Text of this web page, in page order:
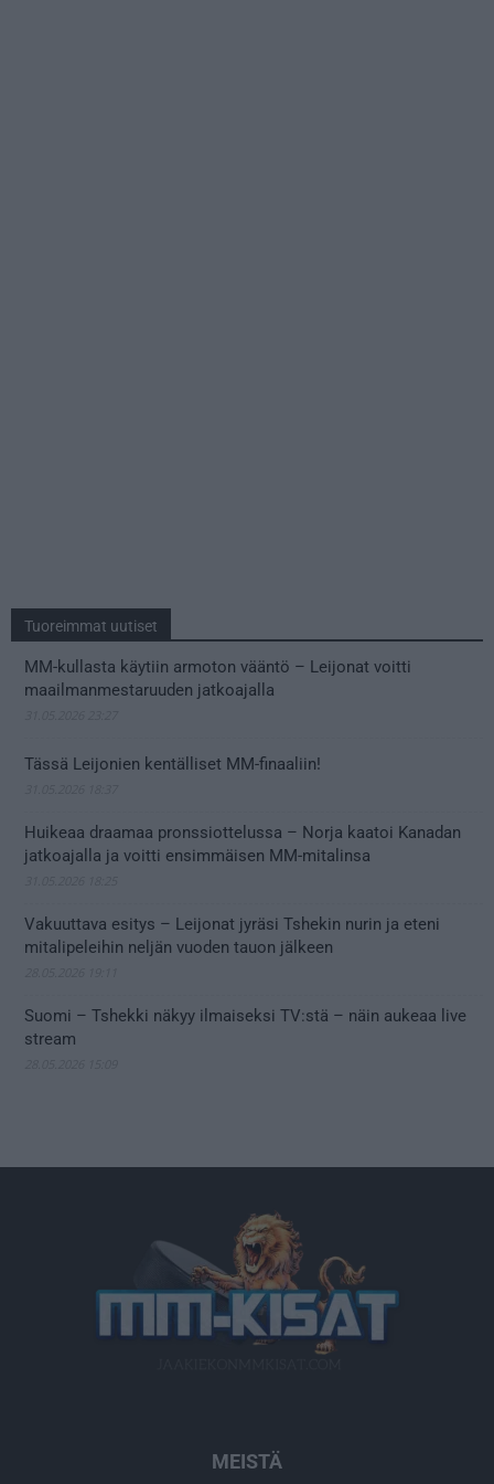
Tuoreimmat uutiset
MM-kullasta käytiin armoton vääntö – Leijonat voitti
maailmanmestaruuden jatkoajalla
Tässä Leijonien kentälliset MM-finaaliin!
Huikeaa draamaa pronssiottelussa – Norja kaatoi Kanadan
jatkoajalla ja voitti ensimmäisen MM-mitalinsa
Vakuuttava esitys – Leijonat jyräsi Tshekin nurin ja eteni
mitalipeleihin neljän vuoden tauon jälkeen
Suomi – Tshekki näkyy ilmaiseksi TV:stä – näin aukeaa live
stream
MEISTÄ